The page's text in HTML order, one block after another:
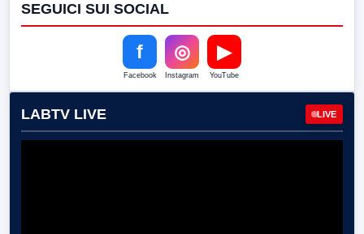
SEGUICI SUI SOCIAL
f
Facebook
◎
Instagram
▶
YouTube
LABTV LIVE LIVE